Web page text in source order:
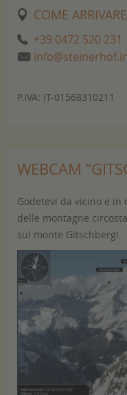
COME ARRIVARE
+39 0472 520 231
P.IVA: IT-01568310211
WEBCAM
Godetevi da vicino e
delle montagne
sul monte Gitschberg!